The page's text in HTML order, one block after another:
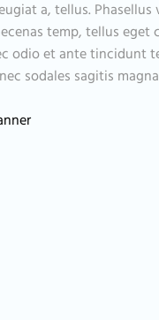
a, tellus.
temp, tellus
odio et ante tincidunt
sodales sagitis